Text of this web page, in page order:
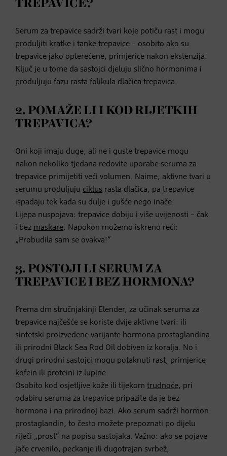
TREPAVICE?
Serum za trepavice sadrži tvari koje potiču rast i mogu
produljiti kratke i tanke trepavice – osobito ako su
trepavice jako opterećene, primjerice nakon ekstenzija.
Ključ je u tome da sastojci djeluju slično hormonima i
produljuju fazu rasta folikula dlačica trepavica.
2. POMAŽE LI I KOD RIJETKIH
TREPAVICA?
Oni koji imaju duge, ali ne i guste trepavice mogu
nakon nekoliko tjedana redovite uporabe seruma za
trepavice primijetiti veći volumen. Naime, aktivne tvari u
serumu produljuju ciklus rasta dlačica, pa trepavice
ispadaju tek kada su dulje i gušće nego inače.
Lijepa nuspojava: trepavice dobiju i više uvijenosti – čak
i bez maskare. Napokon možemo iskreno reći:
„Probudila sam se ovakva!“
3. POSTOJI LI SERUM ZA
TREPAVICE I BEZ HORMONA?
Prema dm stručnjakinji Elender, za učinak seruma za
trepavice najčešće se koriste dvije aktivne tvari: ili
sintetski proizvedene varijante hormona prostaglandina
ili prirodni Black Sea Rod Oil dobiven iz koralja. No i
drugi prirodni sastojci mogu potaknuti rast, primjerice
kofein ili proteini iz lupine.
Osobito kod osjetljive kože ili tijekom trudnoće, pri
odabiru seruma za trepavice pripazite da je bez
hormona i na prirodnoj bazi. Ako serum sadrži hormon
prostaglandin, to često možete prepoznati po dijelu
riječi „prost“ na popisu sastojaka. Važno: ako se pojave
jače crvenilo, peckanje ili dugotrajan svrbež,